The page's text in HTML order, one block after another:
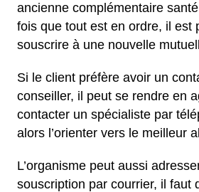
ancienne complémentaire
fois que tout est en ordre, il est
souscrire à une nouvelle
Si le client préfère avoir un
conseiller, il peut se rendre en
contacter un spécialiste par
alors l’orienter vers le meilleur
L’organisme peut aussi
souscription par courrier, il faut